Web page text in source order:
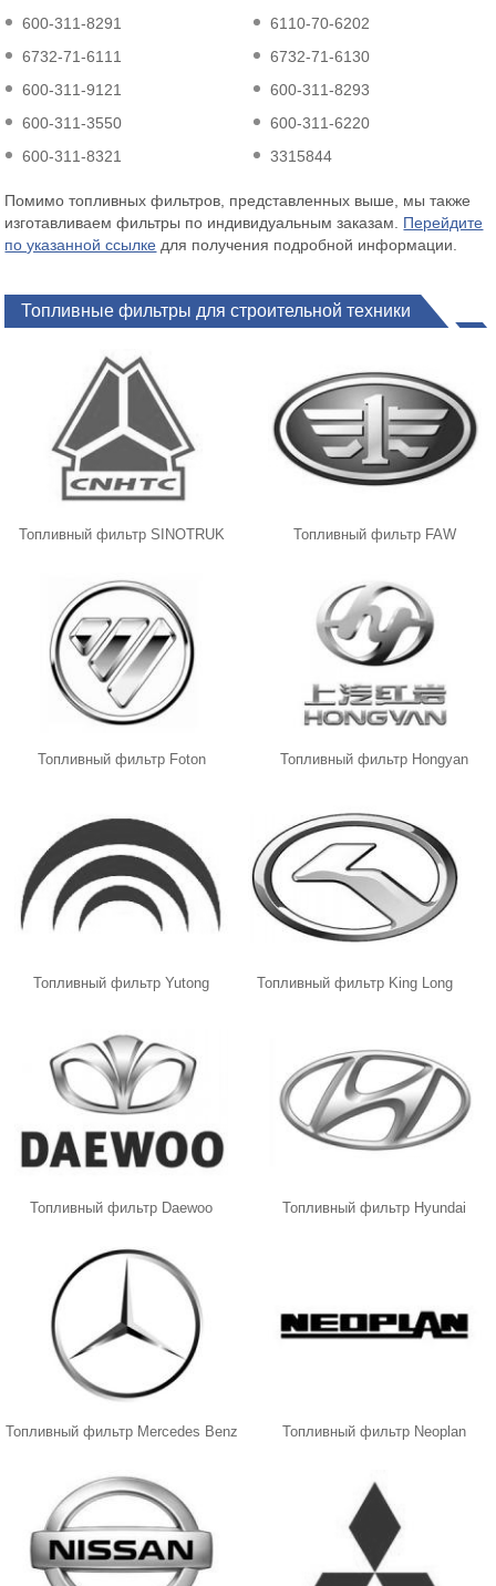
600-311-8291
6110-70-6202
6732-71-6111
6732-71-6130
600-311-9121
600-311-8293
600-311-3550
600-311-6220
600-311-8321
3315844
Помимо топливных фильтров, представленных выше, мы также
изготавливаем фильтры по индивидуальным заказам. Перейдите
по указанной ссылке для получения подробной информации.
Топливные фильтры для строительной техники
Топливный фильтр SINOTRUK Топливный фильтр FAW
Топливный фильтр Foton Топливный фильтр Hongyan
Топливный фильтр Yutong Топливный фильтр King Long
Топливный фильтр Daewoo Топливный фильтр Hyundai
Топливный фильтр Mercedes Benz Топливный фильтр Neoplan